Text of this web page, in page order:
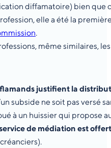
diffamatoire) bien que
elle a été la
.
même similaires,
justifient la
subside ne soit pas versé
à un huissier qui propose
de médiation est